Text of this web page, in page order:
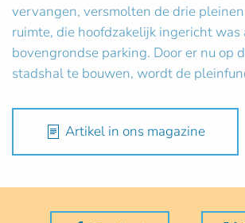
vervangen, versmolten de drie
ruimte, die hoofdzakelijk ingericht was
bovengrondse parking. Door er nu op
stadshal te bouwen, wordt de
Artikel in ons magazine